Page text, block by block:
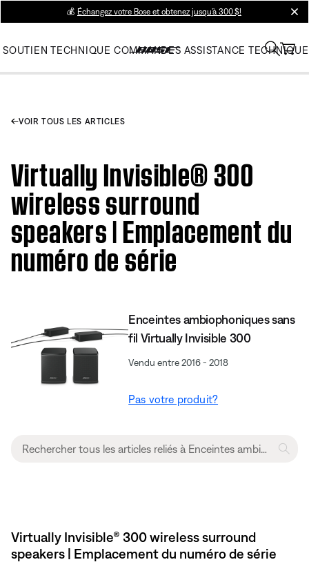
💰 Échangez votre Bose et obtenez jusqu’à 300 $!
SOUTIEN TECHNIQUE COMMANDES ASSISTANCE TECHNIQUE
VOIR TOUS LES ARTICLES
Virtually Invisible® 300
wireless surround
speakers | Emplacement du
numéro de série
Enceintes ambiophoniques sans
fil Virtually Invisible 300
Vendu entre 2016 - 2018
Pas votre produit?
Virtually Invisible® 300 wireless surround
speakers | Emplacement du numéro de série